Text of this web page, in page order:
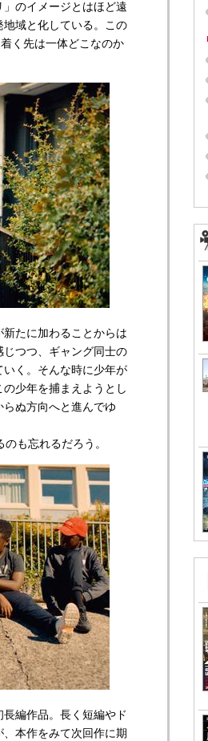
のイメージとはほど遠
域と化している。この
く先は一体どこなのか
たに加わることからは
つつ、ギャング同士の
く。そんな時に少年が
少年を捕まえようとし
ぬ方向へと進んでゆ
も忘れるだろう。
編作品。長く短編やド
本作をみて次回作に期